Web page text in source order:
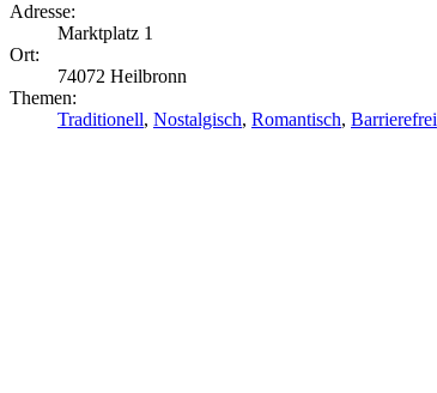
Adresse:
Marktplatz 1
Ort:
74072 Heilbronn
Themen:
Traditionell, Nostalgisch, Romantisch, Barrierefrei